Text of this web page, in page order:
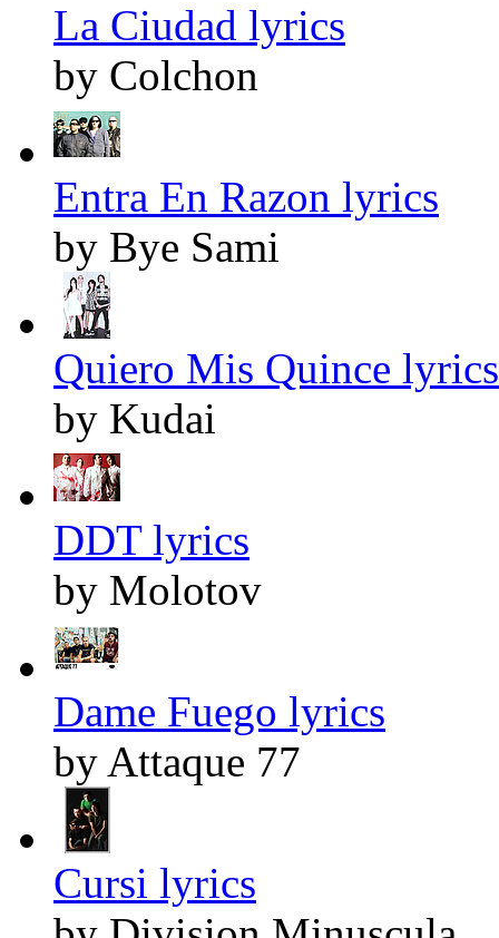
La Ciudad lyrics
by Colchon
Entra En Razon lyrics
by Bye Sami
Quiero Mis Quince lyrics
by Kudai
DDT lyrics
by Molotov
Dame Fuego lyrics
by Attaque 77
Cursi lyrics